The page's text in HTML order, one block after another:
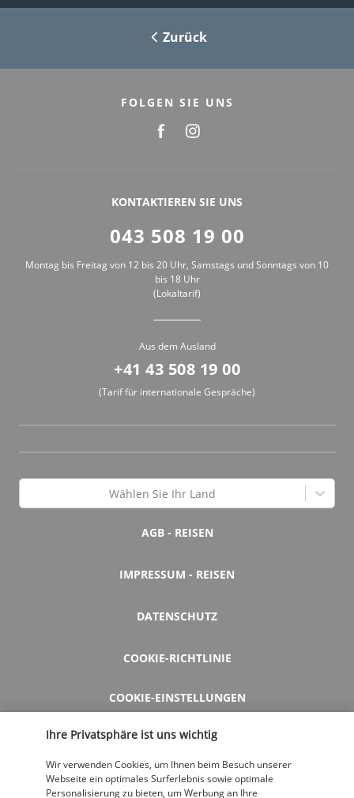
Zurück
FOLGEN SIE UNS
KONTAKTIEREN SIE UNS
043 508 19 00
Montag bis Freitag von 12 bis 20 Uhr, Samstags und Sonntags von 10
bis 18 Uhr
(Lokaltarif)
Aus dem Ausland
+41 43 508 19 00
(Tarif für internationale Gespräche)
Wählen Sie Ihr Land
AGB - REISEN
IMPRESSUM - REISEN
DATENSCHUTZ
COOKIE-RICHTLINIE
COOKIE-EINSTELLUNGEN
HILFE UND KONTAKT
Ihre Privatsphäre ist uns wichtig
Wir verwenden Cookies, um Ihnen beim Besuch unserer
Webseite ein optimales Surferlebnis sowie optimale
Personalisierung zu bieten, um Werbung an Ihre